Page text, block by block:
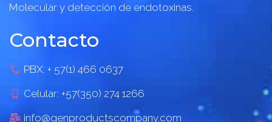
Molecular y detección de endotoxinas.
Contacto
PBX: + 57(1) 466 0637
Celular: +57(350) 274 1266
info@genproductscompany.com